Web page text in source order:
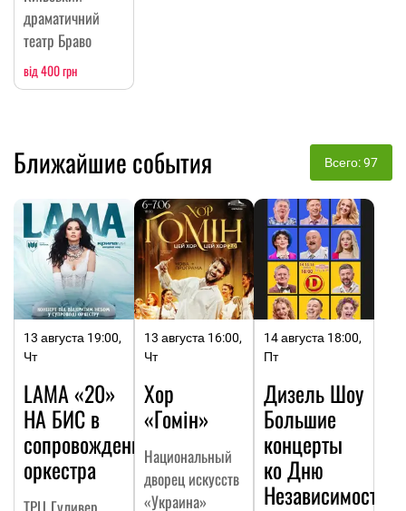
драматичний
театр Браво
від 400 грн
Ближайшие события Всего: 97
13 августа 19:00,
Чт
LAMA «20»
НА БИC в
сопровождении
оркестра
13 августа 16:00,
Чт
Хор
«Гомін»
Национальный
дворец искусств
«Украина»
14 августа 18:00,
Пт
Дизель Шоу
Большие
концерты
ко Дню
Независимости